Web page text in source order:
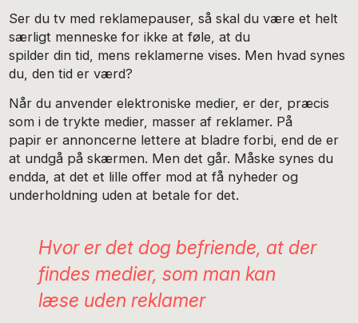
Ser du tv med reklamepauser, så skal du være et helt
særligt menneske for ikke at føle, at du
spilder din tid, mens reklamerne vises. Men hvad synes
du, den tid er værd?
Når du anvender elektroniske medier, er der, præcis
som i de trykte medier, masser af reklamer. På
papir er annoncerne lettere at bladre forbi, end de er
at undgå på skærmen. Men det går. Måske synes du
endda, at det et lille offer mod at få nyheder og
underholdning uden at betale for det.
Hvor er det dog befriende, at der
findes medier, som man kan
læse uden reklamer